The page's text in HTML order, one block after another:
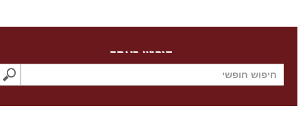
חיפוש באתר